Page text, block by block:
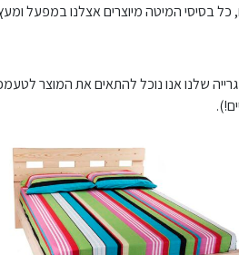
כל בסיסי המיטה מיוצרים אצלנו במפעל
שלנו אנו נוכל להתאים את המוצר